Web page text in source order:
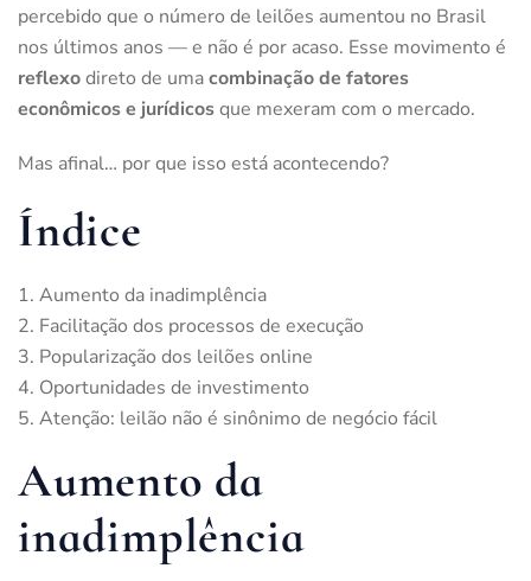
percebido que o número de leilões aumentou no Brasil
nos últimos anos — e não é por acaso. Esse movimento é
reflexodireto de umacombinação de fatores
econômicos e jurídicosque mexeram com o mercado.
Mas afinal… por que isso está acontecendo?
Índice
Aumento da inadimplência
Facilitação dos processos de execução
Popularização dos leilões online
Oportunidades de investimento
Atenção: leilão não é sinônimo de negócio fácil
Aumento da
inadimplência